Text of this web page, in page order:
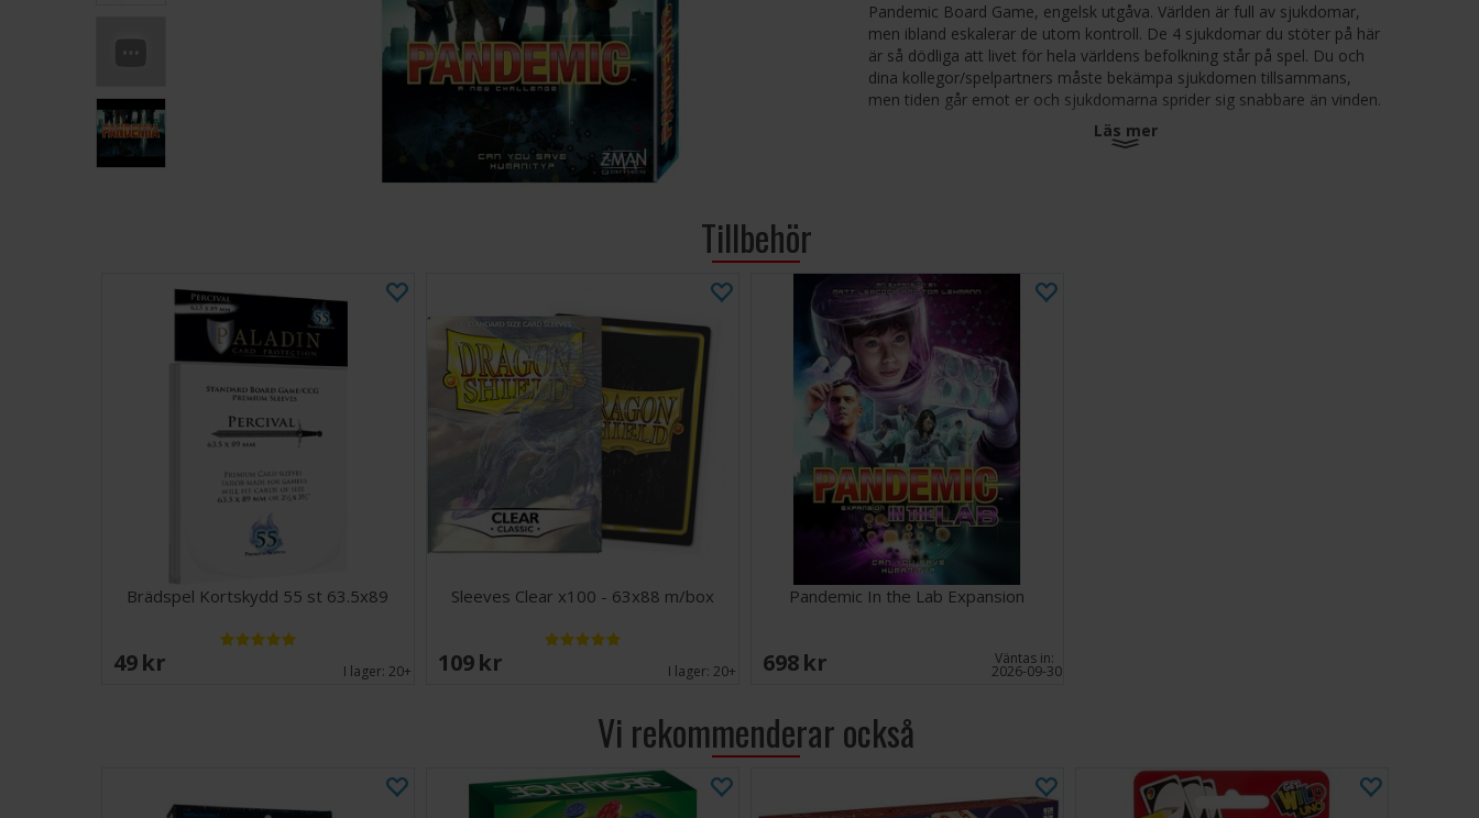
Pandemic Board Game, engelsk utgåva. Världen är full av sjukdomar,
men ibland eskalerar de utom kontroll. De 4 sjukdomar du stöter på här
är så dödliga att livet för hela världens befolkning står på spel. Du och
dina kollegor/spelpartners måste bekämpa sjukdomen tillsammans,
men tiden går emot er och sjukdomarna sprider sig snabbare än vinden.
Varje spelare är en vetenskapsman som kan resa runt i världen och
hitta ett vaccin.
Det är ett dystert tema, men det är ett tema som de flesta kan
acceptera eftersom det är verkligt. De åtgärder du kan vidta är logiska
och det råder ingen brist på lösningar när du spelar. Men det är att hitta
rätt lösning som är problemet. Du måste samarbeta för att vinna,
annars är det ett sluttande plan. Och samarbete består i att prata vagt
om vilka kort man har på handen och flytta sig dit man tror att det är
smartast att vara.
Antal spelare: 2-4
Ålder: 10 +
Speltid: 60 minuter
Språk: engelska Engelska
"Juryns specialpris" i Danmark vid Guldbrikken 2015
Spelet har 118 kort.
Pandemic Scenario 1 (engelska - PDF)
Pandemic Scenario 2 (engelska - PDF)
Läs mer
Tillbehör
Brädspel Kortskydd 55 st 63.5x89
49 SEK I lager:20+
Sleeves Clear x100 - 63x88 m/box
109 SEK I lager:20+
Pandemic In the Lab Expansion
698 SEK Väntas in:
2026-09-30
Vi rekommenderar också